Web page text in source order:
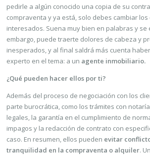
pedirle a algún conocido una copia de su
compraventa y ya está, solo debes cambiar
interesados. Suena muy bien en palabras y se
embargo, puede traerte dolores de cabeza y
inesperados, y al final saldrá más cuenta
experto en el tema: a un agente inmobiliario.
¿Qué pueden hacer ellos por ti?
Además del proceso de negociación con los
parte burocrática, como los trámites con
legales, la garantía en el cumplimiento de
impagos y la redacción de contrato con
caso. En resumen, ellos pueden evitar
tranquilidad en la compraventa o alquiler.